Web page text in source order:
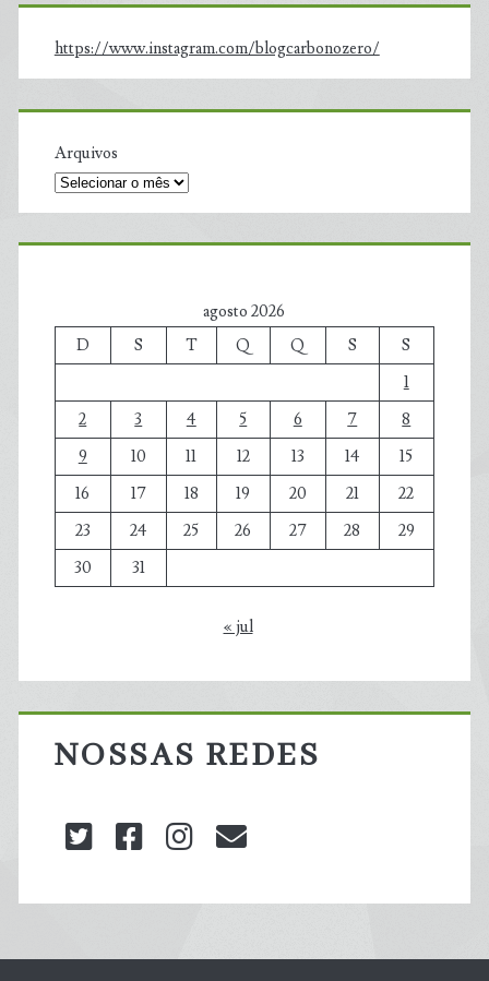
https://www.instagram.com/blogcarbonozero/
Arquivos
agosto 2026
D
S T Q Q S
S
1
2
3 4 5 6 7
8
9
10 11 12 13 14
15
16
17 18 19 20 21
22
23
24 25 26 27 28
29
30
31
« jul
NOSSAS REDES
twitterfacebookinstagram